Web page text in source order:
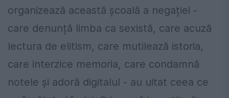
organizează această școală a negației -
care denunță limba ca sexistă, care acuză
lectura de elitism, care mutilează istoria,
care interzice memoria, care condamnă
notele și adoră digitalul - au uitat ceea ce